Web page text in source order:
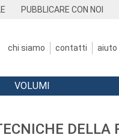
PUBBLICARE CON NOI
chi siamo contatti aiuto
VOLUMI
DELLA